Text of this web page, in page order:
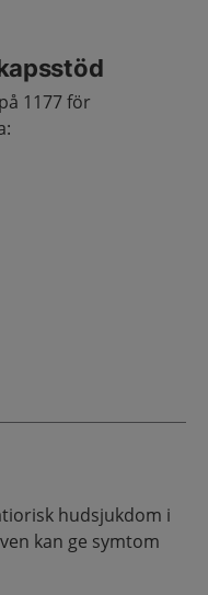
1177 för
hudsjukdom i
kan ge symtom